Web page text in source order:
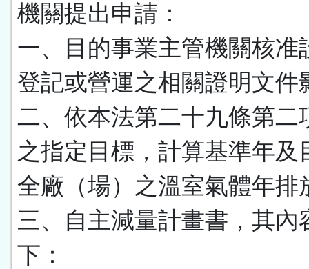
機關提出申請：
一、目的事業主管機關核准
登記或營運之相關證明文件
二、依本法第二十九條第二
之指定目標，計算基準年及
全廠（場）之溫室氣體年排
三、自主減量計畫書，其內
下：